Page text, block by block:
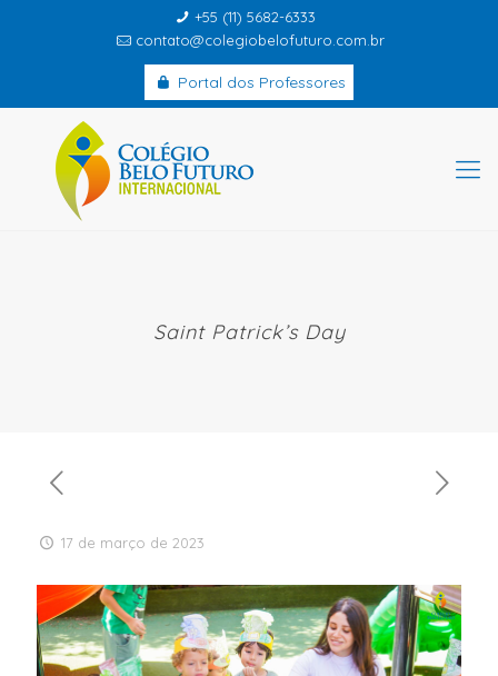
+55 (11) 5682-6333
contato@colegiobelofuturo.com.br
Portal dos Professores
Saint Patrick’s Day
17 de março de 2023